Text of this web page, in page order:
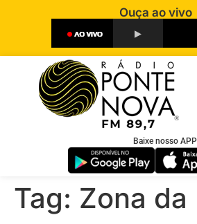
Ouça ao vivo
Baixe nosso
Tag: Zona da